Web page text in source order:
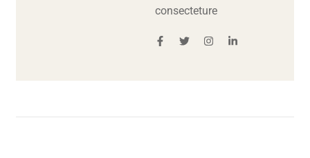
consecteture